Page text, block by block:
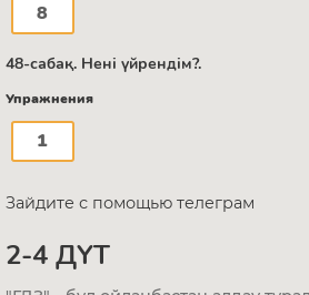
8
48-сабақ. Нені үйрендім?.
Упражнения
1
Зайдите с помощью телеграм
2-4 ДҮТ